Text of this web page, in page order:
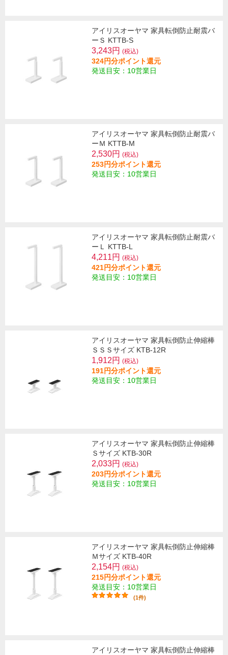
アイリスオーヤマ 家具転倒防止耐震バ
ーＳ KTTB-S
3,243円 (税込)
324円分ポイント還元
発送目安：10営業日
アイリスオーヤマ 家具転倒防止耐震バ
ーＭ KTTB-M
2,530円 (税込)
253円分ポイント還元
発送目安：10営業日
アイリスオーヤマ 家具転倒防止耐震バ
ーＬ KTTB-L
4,211円 (税込)
421円分ポイント還元
発送目安：10営業日
アイリスオーヤマ 家具転倒防止伸縮棒
ＳＳＳサイズ KTB-12R
1,912円 (税込)
191円分ポイント還元
発送目安：10営業日
アイリスオーヤマ 家具転倒防止伸縮棒
Ｓサイズ KTB-30R
2,033円 (税込)
203円分ポイント還元
発送目安：10営業日
アイリスオーヤマ 家具転倒防止伸縮棒
Ｍサイズ KTB-40R
2,154円 (税込)
215円分ポイント還元
発送目安：10営業日
(1件)
アイリスオーヤマ 家具転倒防止伸縮棒